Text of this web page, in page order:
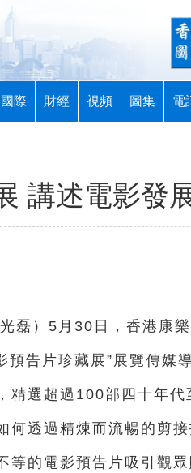
國際 財經 視頻 圖集 電
講述電影發
磊 ）5月30日，香港康
告片珍藏展”展覽傳媒
精選超過100部四十年代
何透過精煉而流暢的剪
等的電影預告片吸引觀